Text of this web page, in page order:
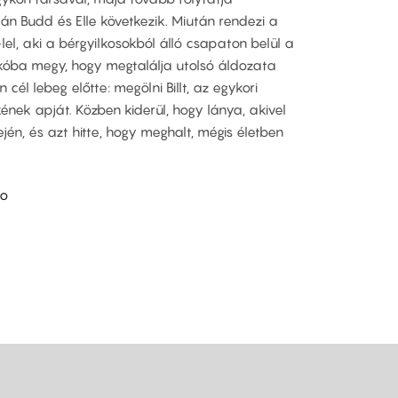
Budd és Elle következik. Miután rendezi a
aki a bérgyilkosokból álló csapaton belül a
megy, hogy megtalálja utolsó áldozata
cél lebeg előtte: megölni Billt, az egykori
apját. Közben kiderül, hogy lánya, akivel
és azt hitte, hogy meghalt, mégis életben